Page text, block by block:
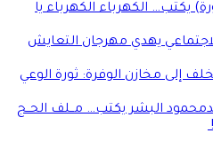
يكتب… الكهرباء الكهرباء يا
يهدي مهرجان التعايش
إلى مخازن الوفرة: ثورة الوعي
البشر يكتب… مــلف الحــج